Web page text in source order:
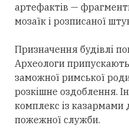
артефактів —
мозаїк і розписаної
Призначення будівлі
Археологи
заможної римської
розкішне оздоблення.
комплекс із казармами
пожежної служби.